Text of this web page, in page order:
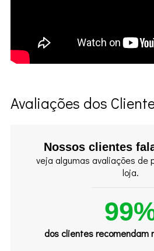
Avaliações dos
Nossos clientes
veja algumas avaliações de
loja.
dos clientes recomendam